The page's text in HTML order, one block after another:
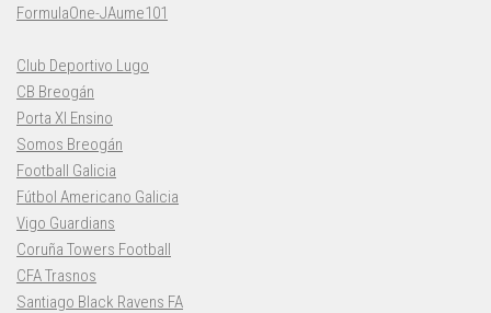
FormulaOne-JAume101
Club Deportivo Lugo
CB Breogán
Porta XI Ensino
Somos Breogán
Football Galicia
Fútbol Americano Galicia
Vigo Guardians
Coruña Towers Football
CFA Trasnos
Santiago Black Ravens FA